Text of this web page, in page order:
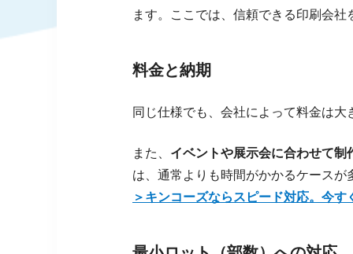
ます。ここでは、信頼できる印刷会
料金と納期
同じ仕様でも、会社によって料金は
また、 イベントや展示会に合わせて
は、通常よりも時間がかかるケース
＞キンコーズならスピード対応。今す